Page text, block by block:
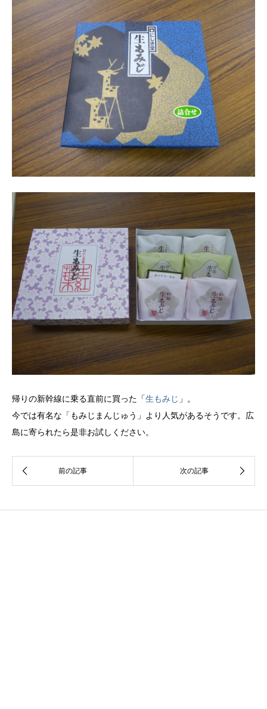
帰りの新幹線に乗る直前に買った「生もみじ 」。
今では有名な「もみじまんじゅう」より人気があるそうです。広
島に寄られたら是非お試しください。